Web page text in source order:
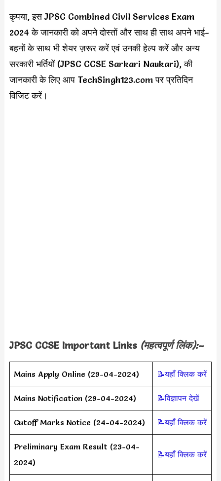
कृपया, इस JPSC Combined Civil Services Exam
2024 के जानकारी को अपने दोस्तों और साथ ही साथ अपने भाई-
बहनों के साथ भी शेयर ज़रूर करें एवं उनकी हेल्प करें और अन्य
सरकारी भर्तियों (JPSC CCSE Sarkari Naukari), की
जानकारी के लिए आप TechSingh123.com पर प्रतिदिन
विजिट करें।
JPSC CCSE Important Links (महत्वपूर्ण लिंक):–
Mains Apply Online (29-04-2024) 📝यहाँ क्लिक करें
Mains Notification (29-04-2024) 📝विज्ञापन देखें
Cutoff Marks Notice (24-04-2024) 📝यहाँ क्लिक करें
Preliminary Exam Result (23-04-
2024)
📝यहाँ क्लिक करें